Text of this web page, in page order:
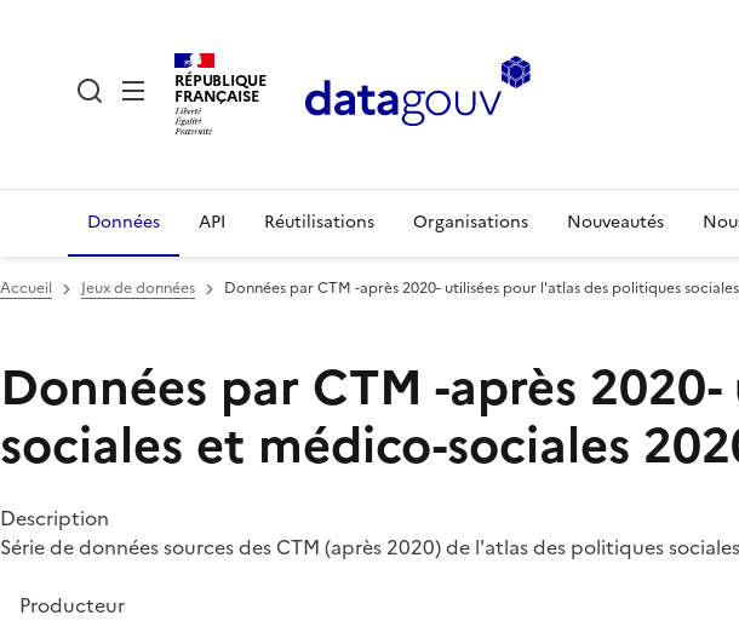
RÉPUBLIQUE
FRANÇAISE
Données API Réutilisations Organisations Nouveautés
Accueil Jeux de données Données par CTM -après 2020- utilisées pour l'atlas des politiques
Données par CTM -après
sociales et médico-sociales
Description
Série de données sources des CTM (après 2020) de l'atlas des politiques
Producteur